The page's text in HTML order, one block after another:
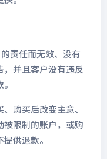
责任而无效、没有
，并且客户没有违反
购买后改变主意、
被限制的账户，或购
供退款。